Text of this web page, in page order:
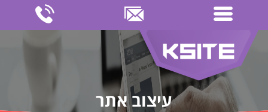
עיצוב אתר